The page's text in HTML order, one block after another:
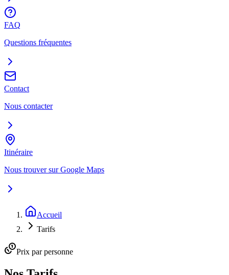
FAQ
Questions fréquentes
Contact
Nous contacter
Itinéraire
Nous trouver sur Google Maps
Accueil
Tarifs
Prix par personne